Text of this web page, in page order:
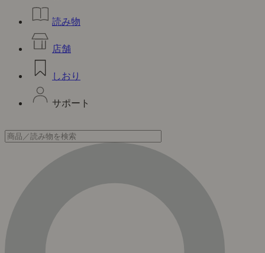
読み物
店舗
しおり
サポート